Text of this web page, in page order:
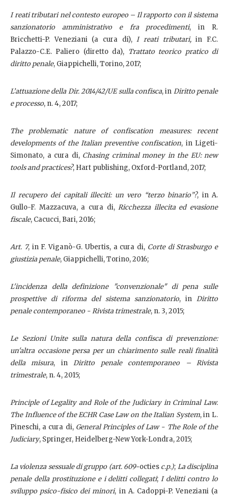
I reati tributari nel contesto europeo – Il rapporto con il sistema
sanzionatorio amministrativo e fra procedimenti, in R.
Bricchetti-P. Veneziani (a cura di),I reati tributari,in F.C.
Palazzo-C.E. Paliero (diretto da), Trattato teorico pratico di
diritto penale, Giappichelli, Torino, 2017;
L’attuazione della Dir. 2014/42/UE sulla confisca, in Diritto penale
e processo, n. 4, 2017;
The problematic nature of confiscation measures: recent
developments of the Italian preventive confiscation, in Ligeti-
Simonato, a cura di,Chasing criminal money in the EU: new
tools and practices?, Hart publishing, Oxford-Portland, 2017;
Il recupero dei capitali illeciti: un vero “terzo binario”?, in A.
Gullo-F. Mazzacuva, a cura di,Ricchezza illecita ed evasione
fiscale, Cacucci, Bari, 2016;
Art. 7, in F. Viganò-G. Ubertis, a cura di, Corte di Strasburgo e
giustizia penale, Giappichelli, Torino, 2016;
L'incidenza della definizione "convenzionale" di pena sulle
prospettive di riforma del sistema sanzionatorio, in Diritto
penale contemporaneo - Rivista trimestrale, n. 3, 2015;
Le Sezioni Unite sulla natura della confisca di prevenzione:
un'altra occasione persa per un chiarimento sulle reali finalità
della misura, inDiritto penale contemporaneo – Rivista
trimestrale, n. 4, 2015;
Principle of Legality and Role of the Judiciary in Criminal Law.
The Influence of the ECHR Case Law on the Italian System, in L.
Pineschi, a cura di, General Principles of Law - The Role of the
Judiciary, Springer, Heidelberg-New York-Londra, 2015;
La violenza sessuale di gruppo (art. 609-octies c.p.); La disciplina
penale della prostituzione e i delitti collegati;I delitti contro lo
sviluppo psico-fisico dei minori, in A. Cadoppi-P. Veneziani (a